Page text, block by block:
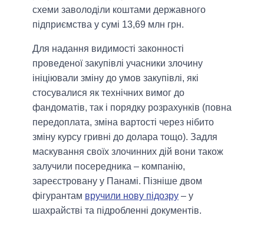
схеми заволоділи коштами державного
підприємства у сумі 13,69 млн грн.
Для надання видимості законності
проведеної закупівлі учасники злочину
ініціювали зміну до умов закупівлі, які
стосувалися як технічних вимог до
фандоматів, так і порядку розрахунків (повна
передоплата, зміна вартості через нібито
зміну курсу гривні до долара тощо). Задля
маскування своїх злочинних дій вони також
залучили посередника – компанію,
зареєстровану у Панамі. Пізніше двом
фігурантам вручили нову підозру – у
шахрайстві та підробленні документів.